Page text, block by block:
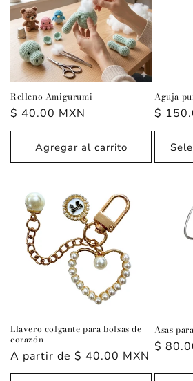
Relleno Amigurumi
Precio
habitual
$ 40.00 MXN
Agregar al carrito
Aguja
Precio
$
Llavero colgante para bolsas de
corazón
Precio
habitual
A partir de $ 40.00 MXN
Asas
Precio
$